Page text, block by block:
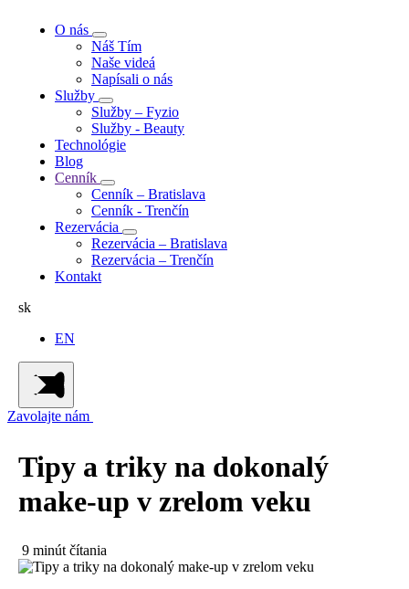
O nás
Náš Tím
Naše videá
Napísali o nás
Služby
Služby – Fyzio
Služby - Beauty
Technológie
Blog
Cenník
Cenník – Bratislava
Cenník - Trenčín
Rezervácia
Rezervácia – Bratislava
Rezervácia – Trenčín
Kontakt
sk
EN
Zavolajte nám
Tipy a triky na dokonalý
make-up v zrelom veku
9 minút čítania